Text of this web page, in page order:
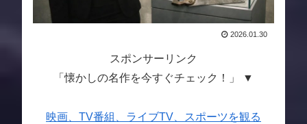
2026.01.30
スポンサーリンク
「懐かしの名作を今すぐチェック！」 ▼
映画、TV番組、ライブTV、スポーツを観る